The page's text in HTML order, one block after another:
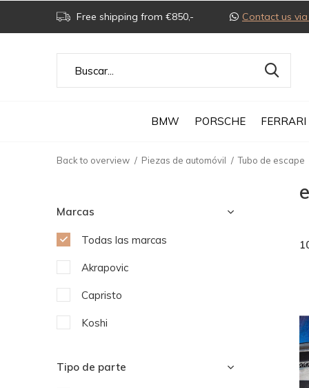
BMW PORSCHE FERRARI
Free shipping from €850,- Contact us
Back to overview Piezas de automóvil Tubo de escape
Marcas
Todas las marcas
Akrapovic
Capristo
Koshi
Tipo de parte